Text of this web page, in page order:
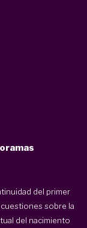
del primer
sobre la
del nacimiento